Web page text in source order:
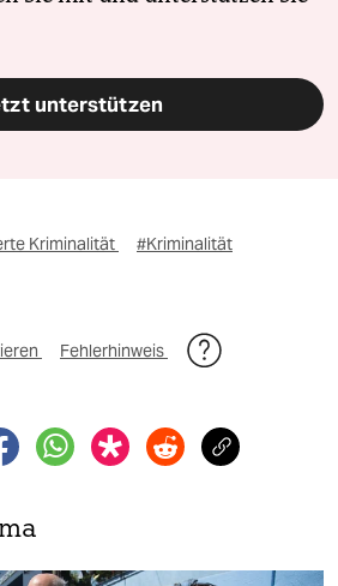
unterstützen
Kriminalität
#Kriminalität
Fehlerhinweis